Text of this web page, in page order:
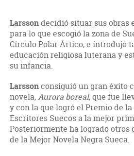
Larssondecidió situar sus obras
para lo que escogió la zona de
Círculo Polar Ártico, e introdujo
educación religiosa luterana y
su infancia.
Larssonconsiguió un gran éxito
novela,Aurora boreal, que fue
y con la que logró el Premio de
Escritores Suecos a la mejor
Posteriormente ha logrado otros
de la Mejor Novela Negra Sueca.